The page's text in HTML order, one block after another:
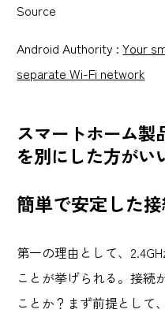
Source
Android Authority :Your
separate Wi-Fi network
スマートホーム製
を別にした方がい
簡単で安定した
第一の理由として、
ことが挙げられる。接続
ことか？まず前提として、